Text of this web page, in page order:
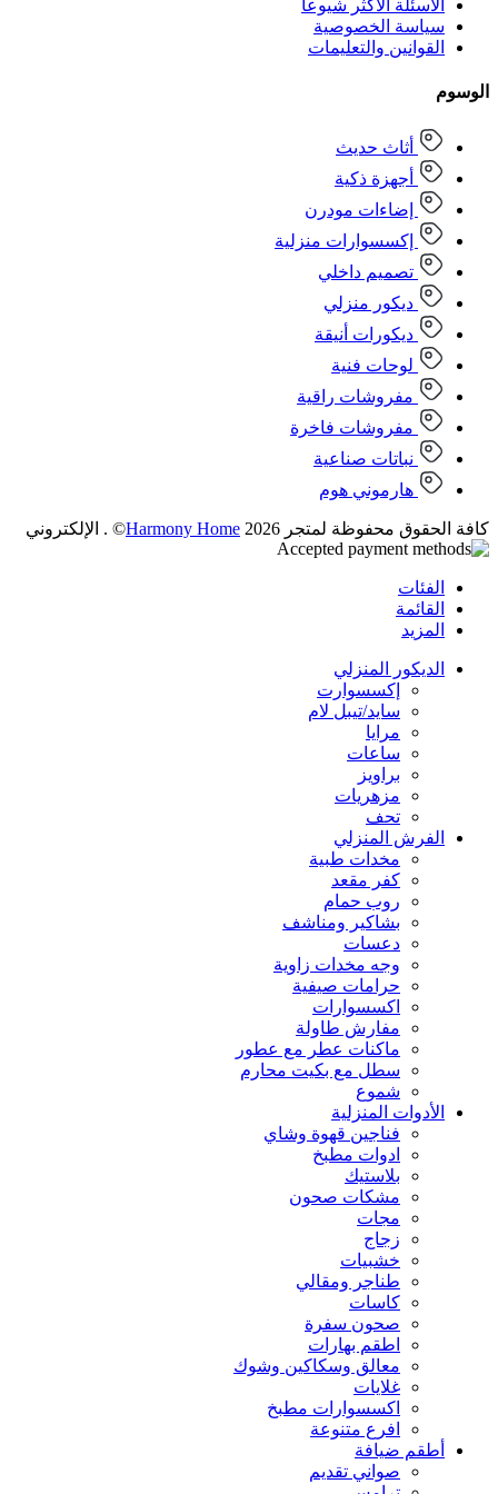
الأسئلة الأكثر شيوعا
سياسة الخصوصية
القوانين والتعليمات
الوسوم
أثاث حديث
أجهزة ذكية
إضاءات مودرن
إكسسوارات منزلية
تصميم داخلي
ديكور منزلي
ديكورات أنيقة
لوحات فنية
مفروشات راقية
مفروشات فاخرة
نباتات صناعية
هارموني هوم
كافة الحقوق محفوظة لمتجر 2026 Harmony Home© . الإلكتروني
الفئات
القائمة
المزيد
الديكور المنزلي
إكسسوارت
سايد/تيبل لام
مرايا
ساعات
براويز
مزهريات
تحف
الفرش المنزلي
مخدات طبية
كفر مقعد
روب حمام
بشاكير ومناشف
دعسات
وجه مخدات زاوية
حرامات صيفية
اكسسوارات
مفارش طاولة
ماكنات عطر مع عطور
سطل مع بكيت محارم
شموع
الأدوات المنزلية
فناجين قهوة وشاي
ادوات مطبخ
بلاستيك
مشكات صحون
مجات
زجاج
خشبيات
طناجر ومقالي
كاسات
صحون سفرة
اطقم بهارات
معالق وسكاكين وشوك
غلايات
اكسسوارات مطبخ
افرع متنوعة
أطقم ضيافة
صواني تقديم